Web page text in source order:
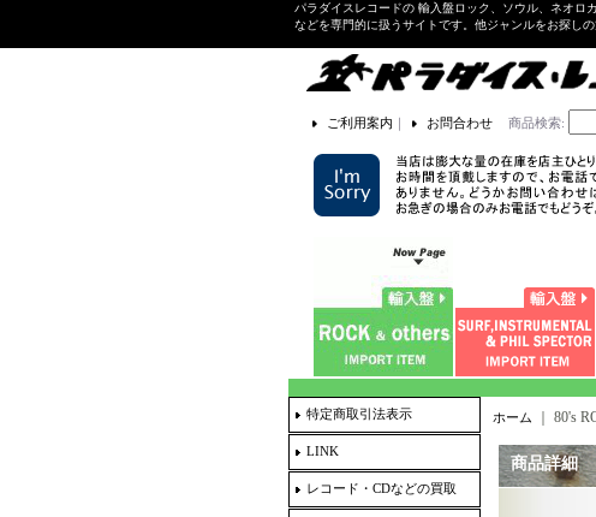
パラダイスレコードの 輸入盤ロック、ソウル、ネオロ
などを専門的に扱うサイトです。他ジャンルをお探し
ご利用案内 ｜ お問合わせ 商品検索:
特定商取引法表示
LINK
レコード・CDなどの買取
ホーム ｜ 80's
商品詳細